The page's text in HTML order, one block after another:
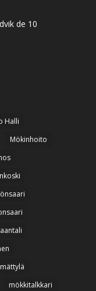
de 10
Halli
Mökinhoito
mökkitalkkari